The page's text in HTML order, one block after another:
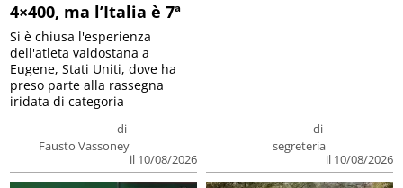
4×400, ma l’Italia è 7ª
di
Fausto Vassoney
il 10/08/2026
Si è chiusa l'esperienza
dell'atleta valdostana a
Eugene, Stati Uniti, dove ha
preso parte alla rassegna
iridata di categoria
di
segreteria
il 10/08/2026